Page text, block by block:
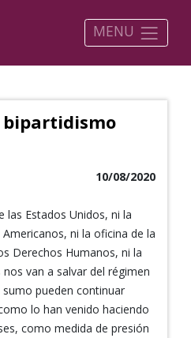
MENU
bipartidismo
10/08/2020
las Estados Unidos, ni la
ni la oficina de la
Derechos Humanos, ni la
van a salvar del régimen
pueden continuar
lo han venido haciendo
como medida de presión